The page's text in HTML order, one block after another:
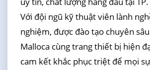
Với đội ngũ kỹ thuật viên lành
nghiệm, được đào tạo chuyên
Malloca cùng trang thiết bị hiện
cam kết khắc phục triệt để mọi